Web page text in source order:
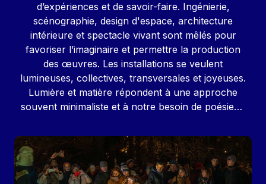
d’expériences et de savoir-faire. Ingénierie,
scénographie, design d'espace, architecture
intérieure et spectacle vivant sont mêlés pour
favoriser l’imaginaire et permettre la production
des œuvres. Les installations se veulent
lumineuses, collectives, transversales et joyeuses.
Lumière et matière répondent à une approche
souvent minimaliste et à notre besoin de poésie…
Image